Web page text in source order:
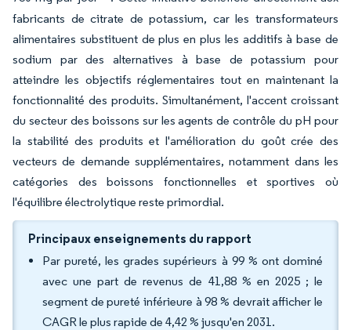
fabricants de citrate de potassium, car les transformateurs
alimentaires substituent de plus en plus les additifs à base de
sodium par des alternatives à base de potassium pour
atteindre les objectifs réglementaires tout en maintenant la
fonctionnalité des produits. Simultanément, l'accent croissant
du secteur des boissons sur les agents de contrôle du pH pour
la stabilité des produits et l'amélioration du goût crée des
vecteurs de demande supplémentaires, notamment dans les
catégories des boissons fonctionnelles et sportives où
l'équilibre électrolytique reste primordial.
Principaux enseignements du rapport
Par pureté, les grades supérieurs à 99 % ont dominé
avec une part de revenus de 41,88 % en 2025 ; le
segment de pureté inférieure à 98 % devrait afficher le
CAGR le plus rapide de 4,42 % jusqu'en 2031.